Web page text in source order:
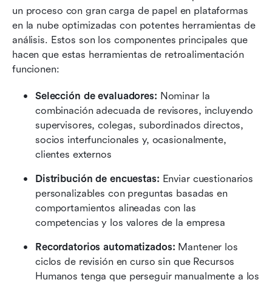
un proceso con gran carga de papel en plataformas
en la nube optimizadas con potentes herramientas de
análisis. Estos son los componentes principales que
hacen que estas herramientas de retroalimentación
funcionen:
Selección de evaluadores: Nominar la
combinación adecuada de revisores, incluyendo
supervisores, colegas, subordinados directos,
socios interfuncionales y, ocasionalmente,
clientes externos
Distribución de encuestas: Enviar cuestionarios
personalizables con preguntas basadas en
comportamientos alineadas con las
competencias y los valores de la empresa
Recordatorios automatizados: Mantener los
ciclos de revisión en curso sin que Recursos
Humanos tenga que perseguir manualmente a los